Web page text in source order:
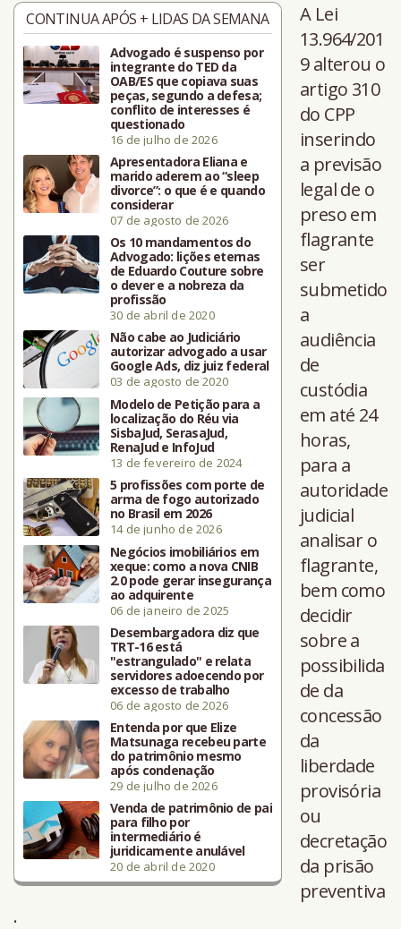
CONTINUA APÓS + LIDAS DA SEMANA
Advogado é suspenso por
integrante do TED da
OAB/ES que copiava suas
peças, segundo a defesa;
conflito de interesses é
questionado
16 de julho de 2026
Apresentadora Eliana e
marido aderem ao “sleep
divorce”: o que é e quando
considerar
07 de agosto de 2026
Os 10 mandamentos do
Advogado: lições eternas
de Eduardo Couture sobre
o dever e a nobreza da
profissão
30 de abril de 2020
Não cabe ao Judiciário
autorizar advogado a usar
Google Ads, diz juiz federal
03 de agosto de 2020
Modelo de Petição para a
localização do Réu via
SisbaJud, SerasaJud,
RenaJud e InfoJud
13 de fevereiro de 2024
5 profissões com porte de
arma de fogo autorizado
no Brasil em 2026
14 de junho de 2026
Negócios imobiliários em
xeque: como a nova CNIB
2.0 pode gerar insegurança
ao adquirente
06 de janeiro de 2025
Desembargadora diz que
TRT-16 está
"estrangulado" e relata
servidores adoecendo por
excesso de trabalho
06 de agosto de 2026
Entenda por que Elize
Matsunaga recebeu parte
do patrimônio mesmo
após condenação
29 de julho de 2026
Venda de patrimônio de pai
para filho por
intermediário é
juridicamente anulável
20 de abril de 2020
A Lei
13.964/201
9 alterou o
artigo 310
do CPP
inserindo
a previsão
legal de o
preso em
flagrante
ser
submetido
a
audiência
de
custódia
em até 24
horas,
para a
autoridade
judicial
analisar o
flagrante,
bem como
decidir
sobre a
possibilida
de da
concessão
da
liberdade
provisória
ou
decretação
da prisão
preventiva
.